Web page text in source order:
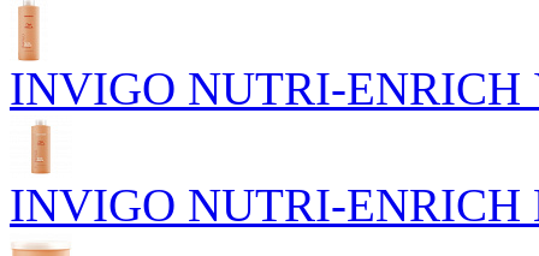
INVIGO NUTRI-ENRICH
INVIGO NUTRI-ENRICH